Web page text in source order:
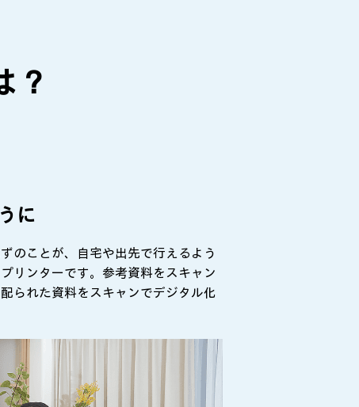
？
に
のことが、自宅や出先で行えるよう
リンターです。参考資料をスキャン
られた資料をスキャンでデジタル化